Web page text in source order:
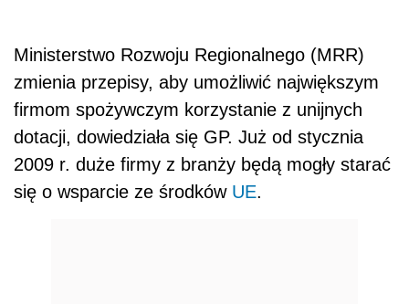
Ministerstwo Rozwoju Regionalnego (MRR)
zmienia przepisy, aby umożliwić największym
firmom spożywczym korzystanie z unijnych
dotacji, dowiedziała się GP. Już od stycznia
2009 r. duże firmy z branży będą mogły starać
się o wsparcie ze środków UE.